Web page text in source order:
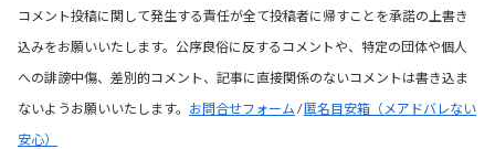
コメント投稿に関して発生する責任が全て投稿者に帰すことを承諾の上書き
込みをお願いいたします。公序良俗に反するコメントや、特定の団体や個人
への誹謗中傷、差別的コメント、記事に直接関係のないコメントは書き込ま
ないようお願いいたします。 お問合せフォーム /匿名目安箱（メアドバレない
安心）